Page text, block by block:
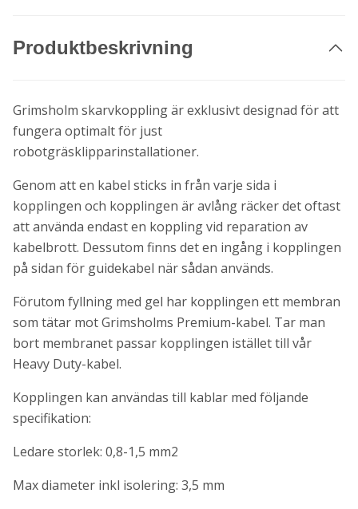
Produktbeskrivning
Grimsholm skarvkoppling är exklusivt designad för att
fungera optimalt för just
robotgräsklipparinstallationer.
Genom att en kabel sticks in från varje sida i
kopplingen och kopplingen är avlång räcker det oftast
att använda endast en koppling vid reparation av
kabelbrott. Dessutom finns det en ingång i kopplingen
på sidan för guidekabel när sådan används.
Förutom fyllning med gel har kopplingen ett membran
som tätar mot Grimsholms Premium-kabel. Tar man
bort membranet passar kopplingen istället till vår
Heavy Duty-kabel.
Kopplingen kan användas till kablar med följande
specifikation:
Ledare storlek: 0,8-1,5 mm2
Max diameter inkl isolering: 3,5 mm